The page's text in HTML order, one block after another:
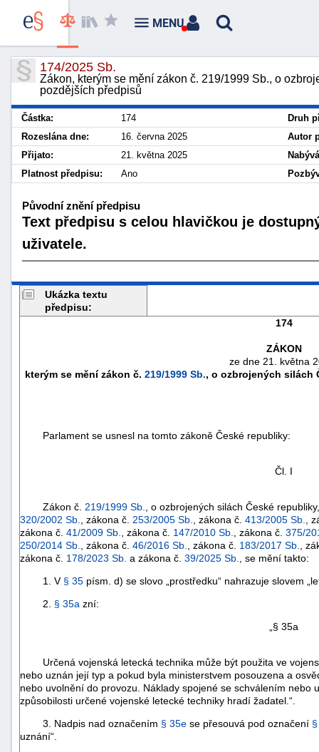
174/2025 Sb.
Zákon, kterým se mění zákon č. 219/1999 Sb., o
pozdějších předpisů
Částka: 174
Druh
Rozeslána dne:
16. června 2025
Autor
Přijato:
21. května 2025
Platnost předpisu:
Ano
Původní znění předpisu
Text předpisu s celou hlavičkou je
uživatele.
Ukázka textu
předpisu:
174
ZÁKON
ze dne 21. května
kterým se mění zákon č. 219/1999 Sb., o ozbrojených silách
Parlament se usnesl na tomto zákoně České republiky:
Čl. I
Zákon č. 219/1999 Sb.
, o ozbrojených silách České
320/2002 Sb.
, zákona č. 253/2005 Sb. , zákona č. 413/2005 Sb.
,
zákona č. 41/2009 Sb. , zákona č. 147/2010 Sb. , zákona č. 375/
250/2014 Sb.
, zákona č. 46/2016 Sb. , zákona č. 183/2017 Sb.
,
zákona č. 178/2023 Sb. a zákona č. 39/2025 Sb.
, se mění takto:
1. V § 35 písm. d) se slovo „prostředku“ nahrazuje slovem
2. § 35a zní:
„§ 35a
Určená vojenská letecká technika může být použita ve
nebo uznán její typ a pokud byla ministerstvem posouzena a
nebo uvolnění do provozu. Náklady spojené se schválením nebo
způsobilosti určené vojenské letecké techniky hradí žadatel.“.
3. Nadpis nad označením § 35e se přesouvá pod označení
uznání“.
MENU
náhrady
škody